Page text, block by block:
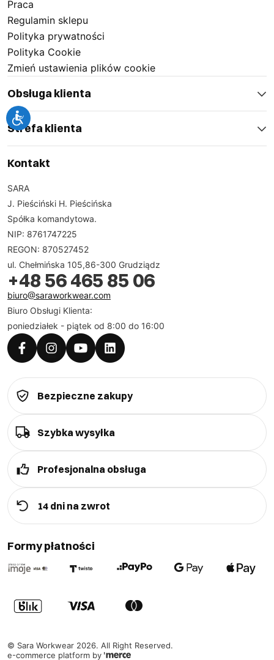
Praca
Regulamin sklepu
Polityka prywatności
Polityka Cookie
Zmień ustawienia plików cookie
Obsługa klienta
Strefa klienta
Kontakt
SARA
J. Pieściński H. Pieścińska
Spółka komandytowa.
NIP: 8761747225
REGON: 870527452
ul. Chełmińska 105,86-300 Grudziądz
+48 56 465 85 06
biuro@saraworkwear.com
Biuro Obsługi Klienta:
poniedziałek - piątek od 8:00 do 16:00
Bezpieczne zakupy
Szybka wysyłka
Profesjonalna obsługa
14 dni na zwrot
Formy płatności
© Sara Workwear 2026. All Right Reserved.
e-commerce platform by